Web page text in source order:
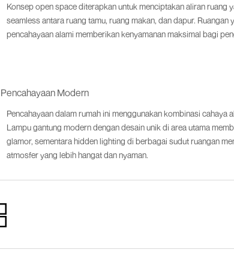
Konsep open space diterapkan untuk menciptakan aliran ruang
seamless antara ruang tamu, ruang makan, dan dapur. Ruangan
pencahayaan alami memberikan kenyamanan maksimal bagi
Pencahayaan Modern
Pencahayaan dalam rumah ini menggunakan kombinasi cahaya
Lampu gantung modern dengan desain unik di area utama
glamor, sementara hidden lighting di berbagai sudut ruangan
atmosfer yang lebih hangat dan nyaman.